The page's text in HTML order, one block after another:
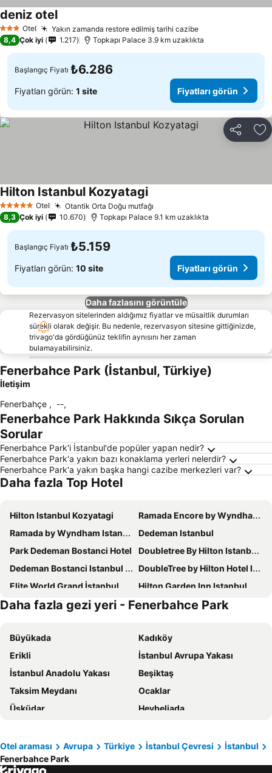
3 YıldızOtel Yakın zamanda restore edilmiş tarihi cazibe
deniz otel
8,4 Çok iyi 1.217 Topkapı Palace 3.9 km uzaklıkta
Başlangıç Fiyatı ₺6.286
Fiyatları görün: 1 site Fiyatları görün
Paylaş
5 Yıldız Otel Otantik Orta Doğu mutfağı
Hilton Istanbul Kozyatagi
8,3 Çok iyi 10.670 Topkapı Palace 9.1 km uzaklıkta
Başlangıç Fiyatı ₺5.159
Fiyatları görün: 10 site Fiyatları görün
Daha fazlasını görüntüle
Rezervasyon sitelerinden aldığımız fiyatlar ve müsaitlik durumları
sürekli olarak değişir. Bu nedenle, rezervasyon sitesine gittiğinizde,
trivago'da gördüğünüz teklifin aynısını her zaman
bulamayabilirsiniz.
Fenerbahce Park (İstanbul, Türkiye)
İletişim
Fenerbahçe , --,
Fenerbahce Park Hakkında Sıkça Sorulan
Sorular
Fenerbahce Park'i İstanbul'de popüler yapan nedir?
Fenerbahce Park'a yakın bazı konaklama yerleri nelerdir?
Fenerbahce Park'a yakın başka hangi cazibe merkezleri var?
Daha fazla Top Hotel
Hilton Istanbul Kozyatagi
Ramada Encore by Wyndham Istanbul Bayrampasa
Ramada by Wyndham Istanbul Golden Horn
Dedeman Istanbul
Park Dedeman Bostanci Hotel
Doubletree By Hilton Istanbul Topkapı
Dedeman Bostanci Istanbul Hotel & Convention Center
DoubleTree by Hilton Hotel Istanbul - Moda
Elite World Grand İstanbul Küçükyalı
Hilton Garden Inn Istanbul Ataturk Airport
Residence Inn By Marriott Istanbul Atasehir
DoubleTree by Hilton Hotel Istanbul - Piyalepasa
The Grand Tarabya Managed by Accor
Ciragan Palace Kempinski Istanbul
Ramada Hotel & Suites by Wyndham Istanbul Merter
The Bostancı Hotel
ibis Istanbul Zeytinburnu
Buyukada Cankaya Hotel
The Green Park Bostancı
Bof Hotels Ceo Suites Atasehir
The Roof Ada
Swissotel The Bosphorus Istanbul
Ramada Hotel & Suites by Wyndham Istanbul Sisli
Sheraton Istanbul Ataköy Hotel
Zirkon Suit Otel
Daha fazla gezi yeri - Fenerbahce Park
Büyükada
Kadıköy
Erikli
İstanbul Avrupa Yakası
İstanbul Anadolu Yakası
Beşiktaş
Taksim Meydanı
Ocaklar
Üsküdar
Heybeliada
Şarköy
Pendik
Armutlu
Otel araması Avrupa Türkiye İstanbul Çevresi
İstanbul
Fenerbahce Park